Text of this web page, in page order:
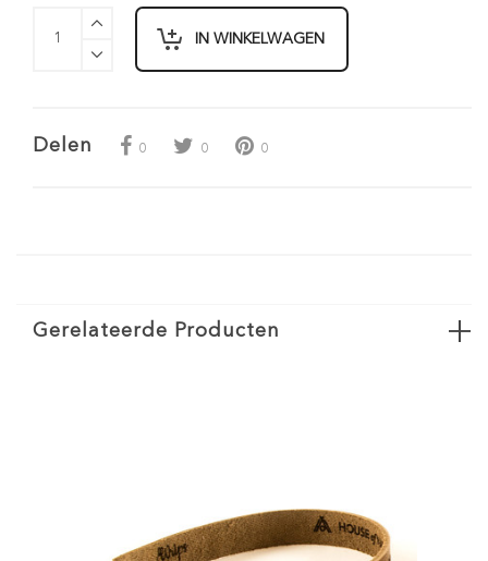
IN WINKELWAGEN
Delen 0 0 0
Gerelateerde Producten